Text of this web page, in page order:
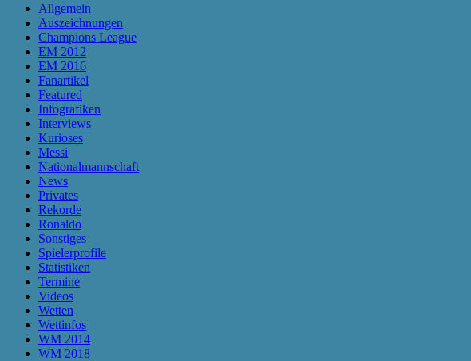
Allgemein
Auszeichnungen
Champions League
EM 2012
EM 2016
Fanartikel
Featured
Infografiken
Interviews
Kurioses
Messi
Nationalmannschaft
News
Privates
Rekorde
Ronaldo
Sonstiges
Spielerprofile
Statistiken
Termine
Videos
Wetten
Wettinfos
WM 2014
WM 2018